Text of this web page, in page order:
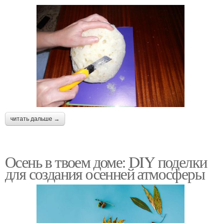
читать дальше →
Осень в твоем доме: DIY поделки
для создания осенней атмосферы